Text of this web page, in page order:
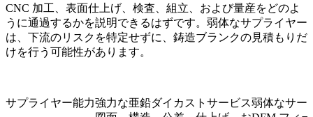
CNC 加工、表面仕上げ、検査、組立、および量産をどのよ
うに通過するかを説明できるはずです。弱体なサプライヤー
は、下流のリスクを特定せずに、鋳造ブランクの見積もりだ
けを行う可能性があります。
サプライヤー能力強力な亜鉛ダイカストサービス弱体なサー